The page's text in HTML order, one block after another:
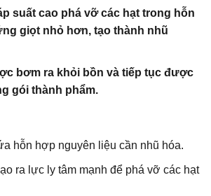
suất cao phá vỡ các hạt trong hỗn
giọt nhỏ hơn, tạo thành nhũ
bơm ra khỏi bồn và tiếp tục được
gói thành phẩm.
hỗn hợp nguyên liệu cần nhũ hóa.
ra lực ly tâm mạnh để phá vỡ các hạt